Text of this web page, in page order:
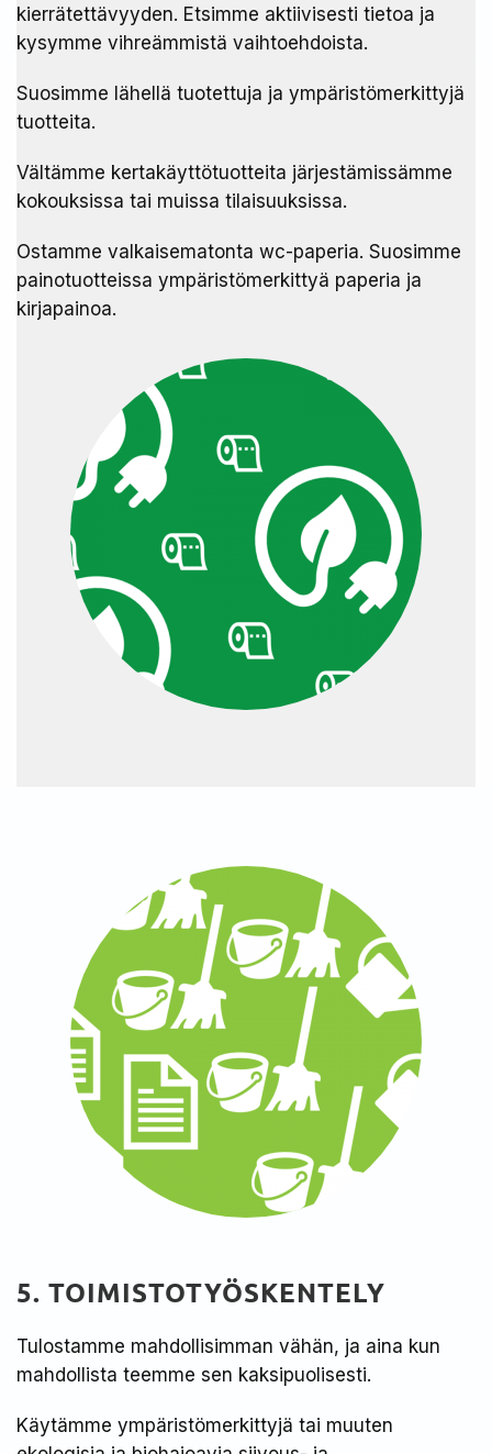
kierrätettävyyden. Etsimme aktiivisesti tietoa ja
kysymme vihreämmistä vaihtoehdoista.
Suosimme lähellä tuotettuja ja ympäristömerkittyjä
tuotteita.
Vältämme kertakäyttötuotteita järjestämissämme
kokouksissa tai muissa tilaisuuksissa.
Ostamme valkaisematonta wc-paperia. Suosimme
painotuotteissa ympäristömerkittyä paperia ja
kirjapainoa.
5. TOIMISTOTYÖSKENTELY
Tulostamme mahdollisimman vähän, ja aina kun
mahdollista teemme sen kaksipuolisesti. ​
Käytämme ympäristömerkittyjä tai muuten